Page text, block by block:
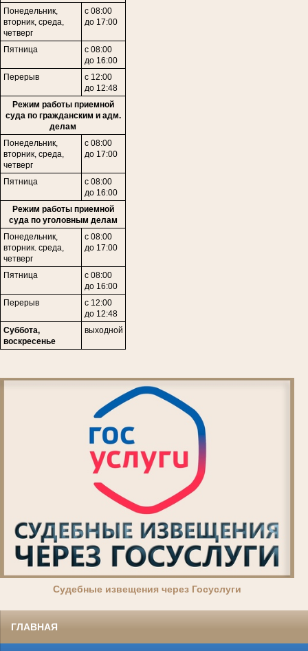
Понедельник,
вторник, среда,
четверг
с 08:00
до 17:00
Пятница
с 08:00
до 16:00
Перерыв
с 12:00
до 12:48
Режим работы приемной
суда по гражданским и адм.
делам
Понедельник,
вторник, среда,
четверг
с 08:00
до 17:00
Пятница
с 08:00
до 16:00
Режим работы приемной
суда по уголовным делам
Понедельник,
вторник. среда,
четверг
с 08:00
до 17:00
Пятница
с 08:00
до 16:00
Перерыв
с 12:00
до 12:48
Суббота,
воскресенье
выходной
Судебные извещения через Госуслуги
ГЛАВНАЯ